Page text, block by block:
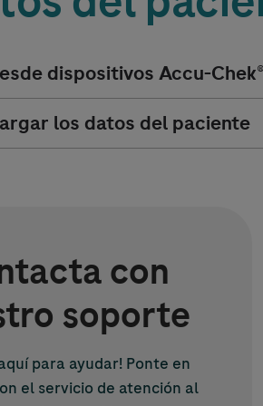
dispositivos Accu-Chek®
los datos del paciente
con
soporte
para ayudar! Ponte en
el servicio de atención al